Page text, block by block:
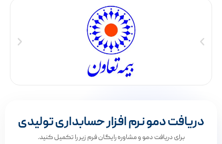
دریافت دمو نرم افزار حسابداری تولیدی
برای دریافت دمو و مشاوره رایگان فرم زیر را تکمیل کنید.